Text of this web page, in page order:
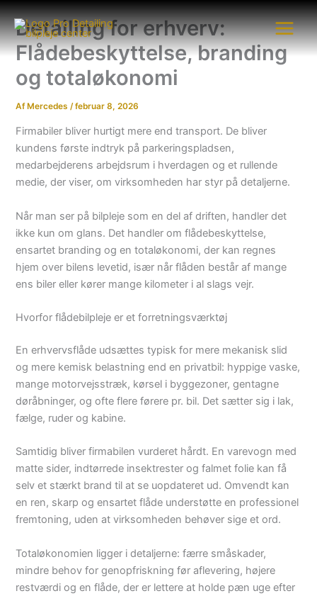
Gå
til
indholdet
Detailing for erhverv:
Flådebeskyttelse, branding
og totaløkonomi
AfMercedes/februar 8, 2026
Firmabiler bliver hurtigt mere end transport. De bliver
kundens første indtryk på parkeringspladsen,
medarbejderens arbejdsrum i hverdagen og et rullende
medie, der viser, om virksomheden har styr på detaljerne.
Når man ser på bilpleje som en del af driften, handler det
ikke kun om glans. Det handler om flådebeskyttelse,
ensartet branding og en totaløkonomi, der kan regnes
hjem over bilens levetid, især når flåden består af mange
ens biler eller kører mange kilometer i al slags vejr.
Hvorfor flådebilpleje er et forretningsværktøj
En erhvervsflåde udsættes typisk for mere mekanisk slid
og mere kemisk belastning end en privatbil: hyppige vaske,
mange motorvejsstræk, kørsel i byggezoner, gentagne
døråbninger, og ofte flere førere pr. bil. Det sætter sig i lak,
fælge, ruder og kabine.
Samtidig bliver firmabilen vurderet hårdt. En varevogn med
matte sider, indtørrede insektrester og falmet folie kan få
selv et stærkt brand til at se uopdateret ud. Omvendt kan
en ren, skarp og ensartet flåde understøtte en professionel
fremtoning, uden at virksomheden behøver sige et ord.
Totaløkonomien ligger i detaljerne: færre småskader,
mindre behov for genopfriskning før aflevering, højere
restværdi og en flåde, der er lettere at holde pæn uge efter